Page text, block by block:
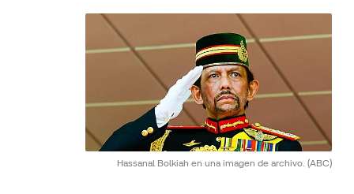
Hassanal Bolkiah en una imagen de archivo. (ABC)